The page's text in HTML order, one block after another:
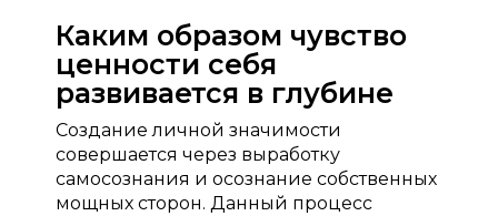
Каким образом чувство
ценности себя
развивается в глубине
Создание личной значимости
совершается через выработку
самосознания и осознание собственных
мощных сторон. Данный процесс